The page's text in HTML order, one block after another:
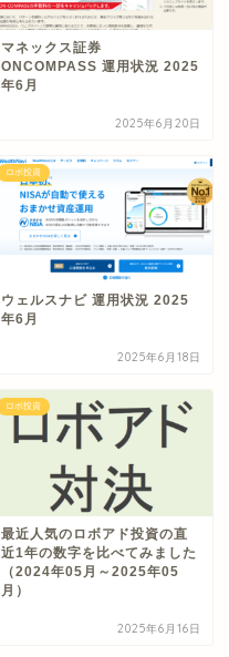
マネックス証券
ONCOMPASS 運用状況 2025
年6月
2025年6月20日
ロボ投資
ウェルスナビ 運用状況 2025
年6月
2025年6月18日
ロボ投資
最近人気のロボアド投資の直
近1年の数字を比べてみました
（2024年05月～2025年05
月）
2025年6月16日